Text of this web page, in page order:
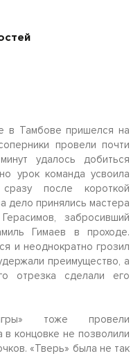
в Тамбове пришелся на
провели почти
удалось добиться
урок команда усвоила
после короткой
дело принялись мастера
забросивший
Гимаев в проходе.
и неоднократно грозил
преимущество, а
отрезка сделали его
тоже провели
в концовке не позволили
«Тверь» была не так